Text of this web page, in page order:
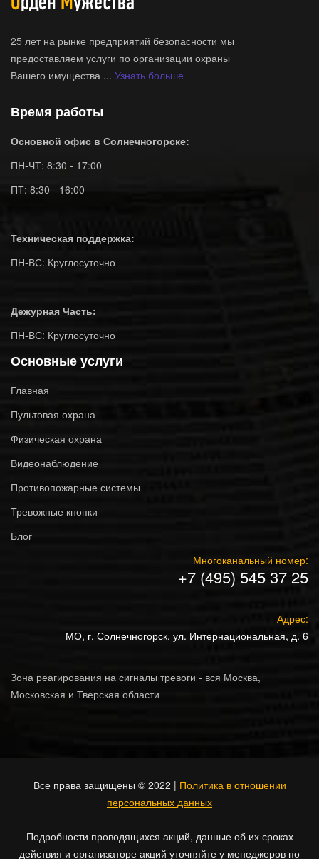
25 лет на рынке предприятий безопасности мы
предоставляем услуги по организации охраны
Вашего имущества ... Узнать больше
Время работы
Основной офис в Солнечногорске:
ПН-ЧТ: 8:30 - 17:00
ПТ: 8:30 - 16:00
Техническая поддержка:
ПН-ВС: Круглосуточно
Дежурная Часть:
ПН-ВС: Круглосуточно
Основные услуги
Главная
Пультовая охрана
Физическая охрана
Видеонаблюдение
Противопожарные системы
Тревожные кнопки
Блог
Многоканальный номер:
+7 (495) 545 37 25
Адрес:
МО, г. Солнечногорск, ул. Интернациональная, д. 6
Зона реагирования на сигналы тревоги - вся Москва,
Московская и Тверская области
Все права защищены © 2022 | Политика в отношении
персональных данных
Подробности проводящихся акций, данные об их сроках
действия и организаторе акций уточняйте у менеджеров по